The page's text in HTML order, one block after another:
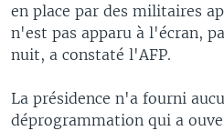
en place par des militaires
n'est pas apparu à l'écran,
nuit, a constaté l'AFP.
La présidence n'a fourni
déprogrammation qui a